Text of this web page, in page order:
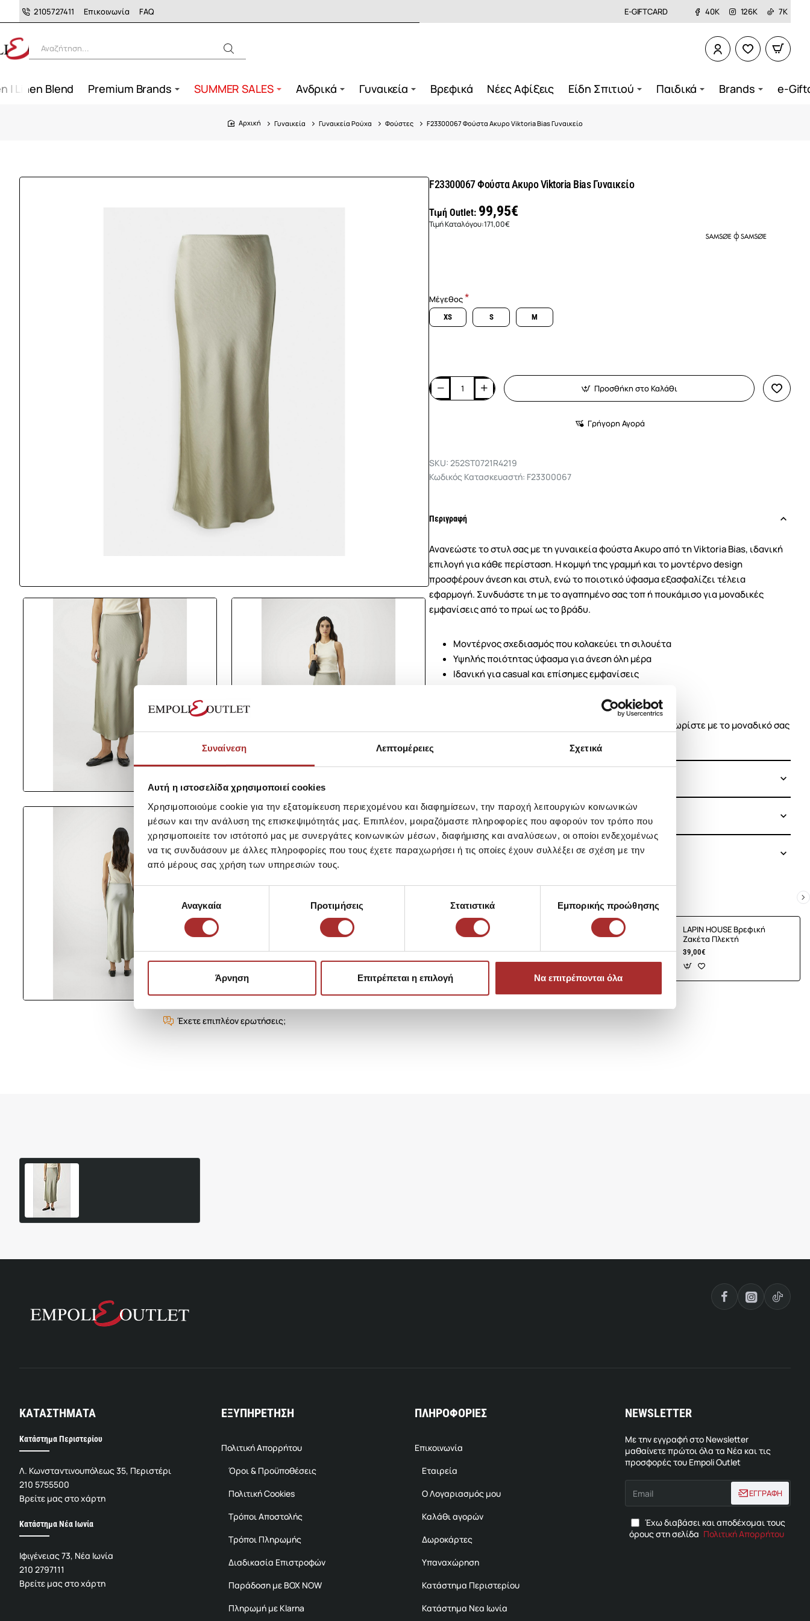
Συναίνεση Λεπτομέρειες Σχετικά
Αυτή η ιστοσελίδα χρησιμοποιεί cookies
Χρησιμοποιούμε cookie για την εξατομίκευση περιεχομένου και διαφημίσεων, την παροχή λειτουργιών κοινωνικών
μέσων και την ανάλυση της επισκεψιμότητάς μας. Επιπλέον, μοιραζόμαστε πληροφορίες που αφορούν τον τρόπο που
χρησιμοποιείτε τον ιστότοπό μας με συνεργάτες κοινωνικών μέσων, διαφήμισης και αναλύσεων, οι οποίοι ενδεχομένως
να τις συνδυάσουν με άλλες πληροφορίες που τους έχετε παραχωρήσει ή τις οποίες έχουν συλλέξει σε σχέση με την
από μέρους σας χρήση των υπηρεσιών τους.
Επιλογή
συγκατάθεσηςΑναγκαία Προτιμήσεις Στατιστικά Εμπορικής προώθησης
Άρνηση Επιτρέπεται η επιλογή Να επιτρέπονται όλα
2105727411 Επικοινωνία FAQ E-GIFTCARD 40K 126K 7K
Αναζήτηση...
| Linen Blend Premium Brands SUMMER SALES Ανδρικά Γυναικεία Βρεφικά Νέες Αφίξεις Είδη Σπιτιού Παιδικά Brands e-
home
Γυναικεία Γυναικεία Ρούχα Φούστες F23300067 Φούστα Ακυρο Viktoria Bias Γυναικείο
Έχετε επιπλέον ερωτήσεις;
F23300067 Φούστα Ακυρο Viktoria Bias Γυναικείο
Τιμή Outlet: 99,95€
Τιμή Καταλόγου:171,00€
Μέγεθος
XS S M
Προσθήκη στο Καλάθι
Γρήγορη Αγορά
SKU: 252ST0721R4219
Κωδικός Κατασκευαστή: F23300067
Περιγραφή
Ανανεώστε το στυλ σας με τη γυναικεία φούστα Ακυρο από τη Viktoria Bias, ιδανική
επιλογή για κάθε περίσταση. Η κομψή της γραμμή και το μοντέρνο design
προσφέρουν άνεση και στυλ, ενώ το ποιοτικό ύφασμα εξασφαλίζει τέλεια
εφαρμογή. Συνδυάστε τη με το αγαπημένο σας τοπ ή πουκάμισο για μοναδικές
εμφανίσεις από το πρωί ως το βράδυ.
Μοντέρνος σχεδιασμός που κολακεύει τη σιλουέτα
Υψηλής ποιότητας ύφασμα για άνεση όλη μέρα
Ιδανική για casual και επίσημες εμφανίσεις
Αποκλειστικά για γυναίκες που αγαπούν τη μόδα
Επιλέξτε τη γυναικεία φούστα Ακυρο Viktoria Bias και ξεχωρίστε με το μοναδικό σας
Αποστολές Προϊόντων
Επιστροφές Προϊόντων
39,00€
LAPIN HOUSE Βρεφική
Ζακέτα Πλεκτή
39,00€
ΚΑΤΑΣΤΗΜΑΤΑ
Κατάστημα Περιστερίου
Λ. Κωνσταντινουπόλεως 35, Περιστέρι
210 5755500
Βρείτε μας στο χάρτη
Κατάστημα Νέα Ιωνία
Ιφιγένειας 73, Νέα Ιωνία
210 2797111
Βρείτε μας στο χάρτη
ΕΞΥΠΗΡΕΤΗΣΗ
Πολιτική Απορρήτου
Όροι & Προϋποθέσεις
Πολιτική Cookies
Τρόποι Αποστολής
Τρόποι Πληρωμής
Διαδικασία Επιστροφών
Παράδοση με BOX NOW
Πληρωμή με Klarna
ΠΛΗΡΟΦΟΡΙΕΣ
Επικοινωνία
Εταιρεία
Ο Λογαριασμός μου
Καλάθι αγορών
Δωροκάρτες
Υπαναχώρηση
Κατάστημα Περιστερίου
Κατάστημα Νεα Ιωνία
NEWSLETTER
Με την εγγραφή στο Newsletter
μαθαίνετε πρώτοι όλα τα Νέα και τις
προσφορές του Empoli Outlet
Email
ΕΓΓΡΑΦΗ
Έχω διαβάσει και αποδέχομαι τους
όρους στη σελίδα Πολιτική Απορρήτου